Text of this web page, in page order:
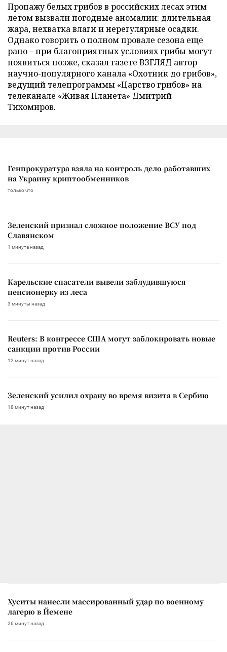
Пропажу белых грибов в российских лесах этим
летом вызвали погодные аномалии: длительная
жара, нехватка влаги и нерегулярные осадки.
Однако говорить о полном провале сезона еще
рано – при благоприятных условиях грибы могут
появиться позже, сказал газете ВЗГЛЯД автор
научно-популярного канала «Охотник до грибов»,
ведущий телепрограммы «Царство грибов» на
телеканале «Живая Планета» Дмитрий
Тихомиров.
Генпрокуратура взяла на контроль дело работавших
на Украину криптообменников
только что
Зеленский признал сложное положение ВСУ под
Славянском
1 минута назад
Карельские спасатели вывели заблудившуюся
пенсионерку из леса
3 минуты назад
Reuters: В конгрессе США могут заблокировать новые
санкции против России
12 минут назад
Зеленский усилил охрану во время визита в Сербию
18 минут назад
Хуситы нанесли массированный удар по военному
лагерю в Йемене
26 минут назад